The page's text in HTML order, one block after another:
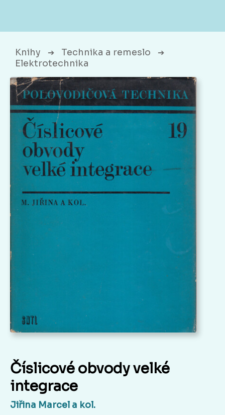
Knihy ➔ Technika a remeslo ➔
Elektrotechnika
Číslicové obvody velké
integrace
Jiřina Marcel a kol.